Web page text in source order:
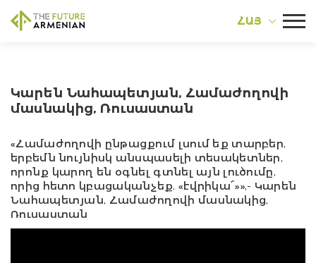
ՀԱՅ
Կարեն Նահապետյան, Համաժողովի
մասնակից, Ռուսաստան
«Համաժողովի ընթացքում լսում եք տարբեր,
երբեմն նույնիսկ անսպասելի տեսակետներ,
որոնք կարող են օգնել գտնել այն լուծումը,
որից հետո կբացականչեք. «էվրիկա՜»»,- Կարեն
Նահապետյան, Համաժողովի մասնակից,
Ռուսաստան